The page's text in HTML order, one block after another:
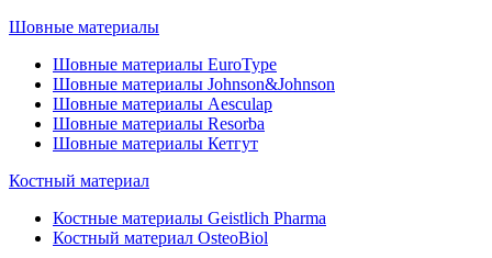
Шовные материалы
Шовные материалы EuroType
Шовные материалы Johnson&Johnson
Шовные материалы Aesculap
Шовные материалы Resorba
Шовные материалы Кетгут
Костный материал
Костные материалы Geistlich Pharma
Костный материал OsteoBiol